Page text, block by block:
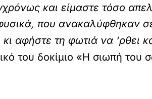
και είμαστε τόσο
που ανακαλύφθηκαν
αφήστε τη φωτιά να ‘ρθει
του δοκίμιο «Η σιωπή του